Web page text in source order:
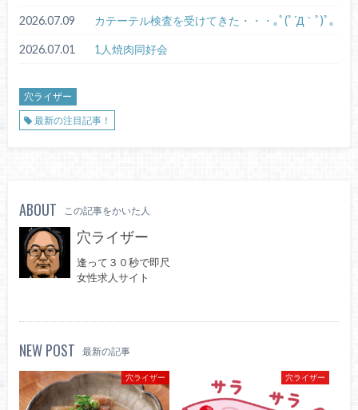
2026.07.09 カテーテル検査を受けてきた・・・｡ﾟ(ﾟ´Д｀ﾟ)ﾟ｡
2026.07.01 1人焼肉同好会
穴ライザー
最新の注目記事！
ABOUT この記事をかいた人
穴ライザー
逢って３０秒で即尺
女性求人サイト
NEW POST 最新の記事
穴ライザー 穴ライザー